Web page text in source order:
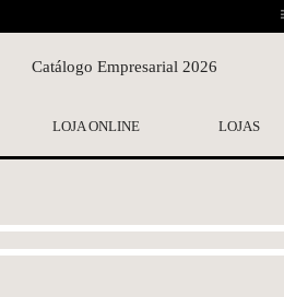
Catálogo Empresarial 2026
LOJA ONLINE LOJAS